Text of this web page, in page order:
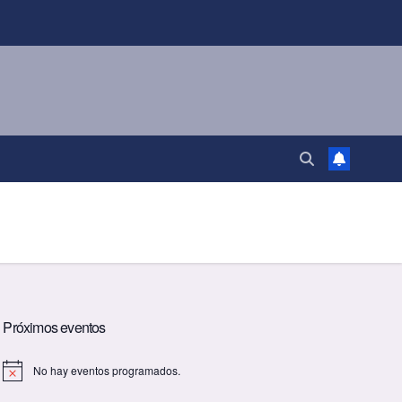
Próximos eventos
A
No hay eventos programados.